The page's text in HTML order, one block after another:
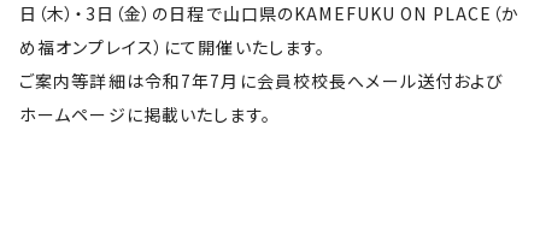
日（木）・3日（金）の日程で山口県のKAMEFUKU ON PLACE（か
め福オンプレイス）にて開催いたします。
ご案内等詳細は令和7年7月に会員校校長へメール送付および
ホームページに掲載いたします。